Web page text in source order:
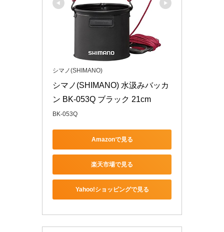
シマノ(SHIMANO)
シマノ(SHIMANO) 水汲みバッカ
ン BK-053Q ブラック 21cm
BK-053Q
Amazonで見る
楽天市場で見る
Yahoo!ショッピングで見る